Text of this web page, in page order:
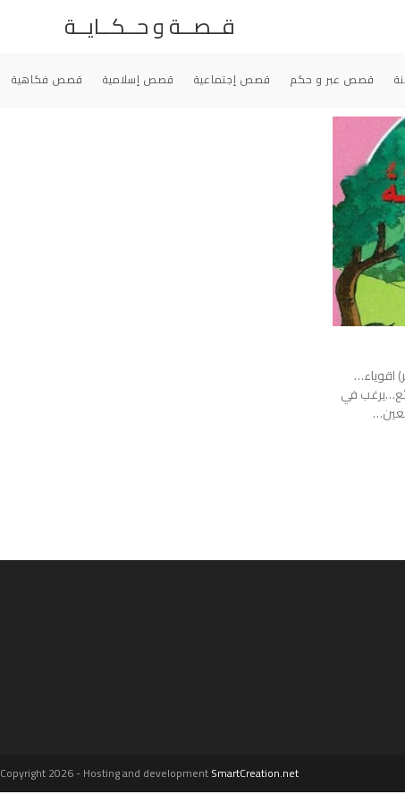
قــصــة و حــكــايــة
قصص عبر و حكم قصص إجتماعية قصص إسلامية قصص فكاهية
اقوياء…
في
Copyright 2026 - Hosting and developmentSmartCreation.net